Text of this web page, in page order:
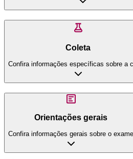
Coleta
Confira informações específicas sobre a
Orientações gerais
Confira informações gerais sobre o exame